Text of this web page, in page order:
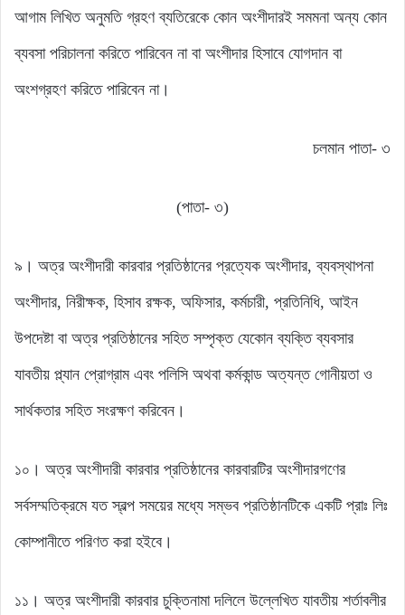
আগাম লিখিত অনুমতি গ্রহণ ব্যতিরেকে কোন অংশীদারই সমমনা অন্য কোন
ব্যবসা পরিচালনা করিতে পারিবেন না বা অংশীদার হিসাবে যোগদান বা
অংশগ্রহণ করিতে পারিবেন না।
চলমান পাতা- ৩
(পাতা- ৩)
৯। অত্র অংশীদারী কারবার প্রতিষ্ঠানের প্রত্যেক অংশীদার, ব্যবস্থাপনা
অংশীদার, নিরীক্ষক, হিসাব রক্ষক, অফিসার, কর্মচারী, প্রতিনিধি, আইন
উপদেষ্টা বা অত্র প্রতিষ্ঠানের সহিত সম্পৃক্ত যেকোন ব্যক্তি ব্যবসার
যাবতীয় প্ল্যান প্রোগ্রাম এবং পলিসি অথবা কর্মকান্ড অত্যন্ত গোনীয়তা ও
সার্থকতার সহিত সংরক্ষণ করিবেন।
১০। অত্র অংশীদারী কারবার প্রতিষ্ঠানের কারবারটির অংশীদারগণের
সর্বসম্মতিক্রমে যত স্বল্প সময়ের মধ্যে সম্ভব প্রতিষ্ঠানটিকে একটি প্রাঃ লিঃ
কোম্পানীতে পরিণত করা হইবে।
১১। অত্র অংশীদারী কারবার চুক্তিনামা দলিলে উল্লেখিত যাবতীয় শর্তাবলীর